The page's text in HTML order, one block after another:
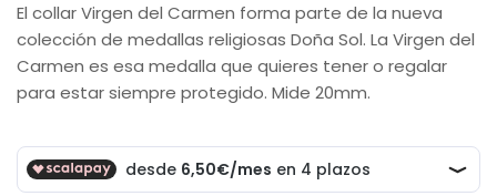
El collar Virgen del Carmen forma parte de la nueva
colección de medallas religiosas Doña Sol. La Virgen del
Carmen es esa medalla que quieres tener o regalar
para estar siempre protegido. Mide 20mm.